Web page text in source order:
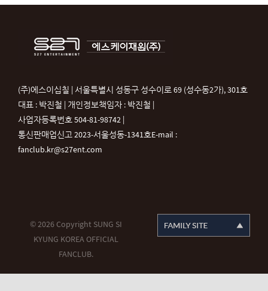
(주)에스이십칠 | 서울특별시 성동구 성수이로 69 (성수동2가), 301호
대표 : 박진철 | 개인정보책임자 : 박진철 |
사업자등록번호 504-81-98742 |
통신판매업신고 2023-서울성동-1341호E-mail :
fanclub.kr@s27ent.com
© 2026 Copyright SUNG SI
KYUNG KOREA OFFICIAL
FANCLUB.